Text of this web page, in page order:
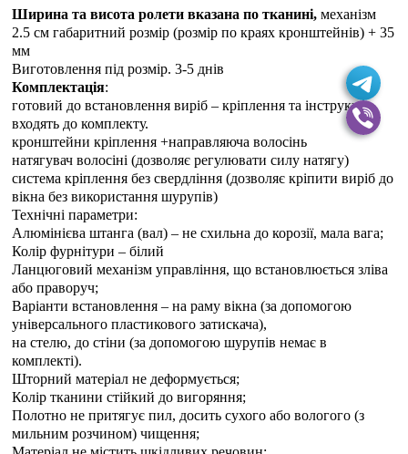
Ширина та висота ролети вказана по тканині, механізм
2.5 см габаритний розмір (розмір по краях кронштейнів) + 35
мм
Виготовлення під розмір. 3-5 днiв
Комплектація:
готовий до встановлення виріб – кріплення та інструкція
входять до комплекту.
кронштейни кріплення +направляюча волосінь
натягувач волосіні (дозволяє регулювати силу натягу)
система кріплення без свердління (дозволяє кріпити виріб до
вікна без використання шурупів)
Технічні параметри:
Алюмінієва штанга (вал) – не схильна до корозії, мала вага;
Колір фурнітури – білий
Ланцюговий механізм управління, що встановлюється зліва
або праворуч;
Варіанти встановлення – на раму вікна (за допомогою
універсального пластикового затискача),
на стелю, до стіни (за допомогою шурупів немає в
комплекті).
Шторний матеріал не деформується;
Колір тканини стійкий до вигоряння;
Полотно не притягує пил, досить сухого або вологого (з
мильним розчином) чищення;